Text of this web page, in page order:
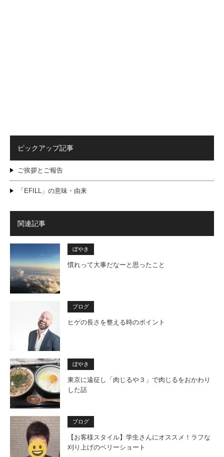
ピックアップ記事
ご挨拶とご報告
「EFILL」の意味・由来
関連記事
ぼやき
慣れって大事だなーと思ったこと
ブログ
ヒゲの長さを整える時のポイント
ぼやき
東京に遠征し「肉じるや３」で肉じるをおかわり
した話
ブログ
【お客様スタイル】学生さんにオススメ！ラフな
刈り上げのベリーショート